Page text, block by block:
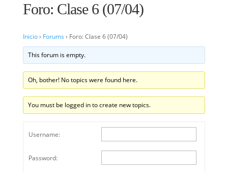
Foro: Clase 6 (07/04)
Inicio› Forums › Foro: Clase 6 (07/04)
This forum is empty.
Oh, bother! No topics were found here.
You must be logged in to create new topics.
Username:
Password: